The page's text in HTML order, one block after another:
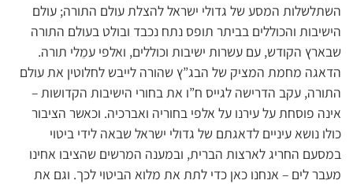
השתלשלות המסע של גדולי ישראל להצלת עולם התורה; עולם
הישיבות והכוללים בביתר תופס נתח נכבד ובולט בעולם התורה
שבארץ הקודש, עם עשרות ישיבות וכוללים, ואלפי עמֵלי תורה.
הדאגה מחמת המציק של הבג”ץ שהורה לייבש לחלוטין את עולם
התורה, עקב הדרישה לגייס ח”ו את בחורי הישיבות הקדושות –
אינה פוסחת על עירנו על אלפי בחוריה ואברכיה. וכאשר הציבור
כולו נושא עיניים לדאגתם של גדולי ישראל שבאה לידי ביטוי
במסעם החריג לארצות הברית, ובמענה המרשים שהציבו אחינו
מעבר לים – אנחנו כאן כדי לתת את מלוא הביטוי לכך. וגם את